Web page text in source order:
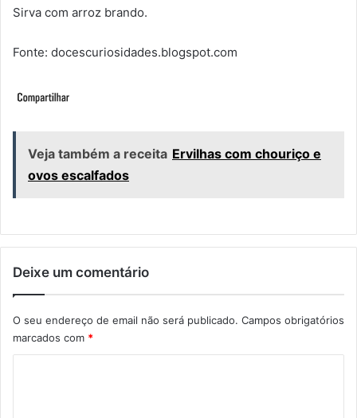
Sirva com arroz brando.
Fonte: docescuriosidades.blogspot.com
Veja também a receita Ervilhas com chouriço e
ovos escalfados
Deixe um comentário
O seu endereço de email não será publicado. Campos obrigatórios
marcados com *